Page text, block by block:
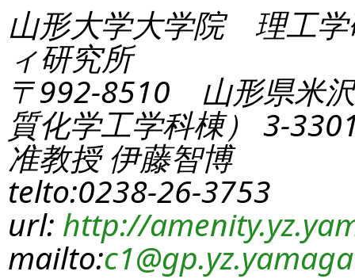
山形大学大学院 理工学
ィ研究所
〒992-8510 山形県米
質化学工学科棟） 3-
准教授 伊藤智博
telto:0238-26-3753
url: http://
mailto:c1